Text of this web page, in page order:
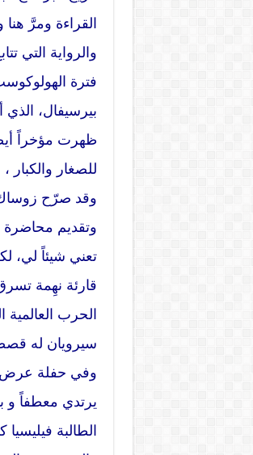
القراءة ومرَّ
والرواية التي
فترة
بيرسيفال،
ظهرت مؤخراً
للصغار
وقد صرّح
وتقديم محاضرة
تعني شيئاً لي،
الحرب العالمية
سيرويان له
وفي حفلة عرض
يرتدي معطفاً و
الطالبة